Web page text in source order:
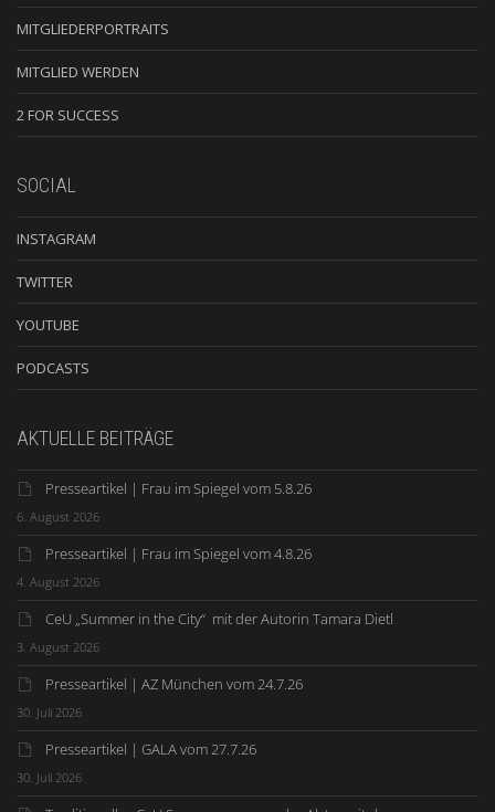
MITGLIEDERPORTRAITS
MITGLIED WERDEN
2 FOR SUCCESS
SOCIAL
INSTAGRAM
TWITTER
YOUTUBE
PODCASTS
AKTUELLE BEITRÄGE
Presseartikel | Frau im Spiegel vom 5.8.26
6. August 2026
Presseartikel | Frau im Spiegel vom 4.8.26
4. August 2026
CeU „Summer in the City“ mit der Autorin Tamara Dietl
3. August 2026
Presseartikel | AZ München vom 24.7.26
30. Juli 2026
Presseartikel | GALA vom 27.7.26
30. Juli 2026